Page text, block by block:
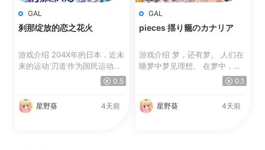
GAL
刹那绽放的恋之花火
游戏介绍 204X年的日本，近未
来的运动‘刃道’作为国民运动充
0.5
星野葵 4天前
GAL
pieces 揺り籠のカナリア
游戏介绍 梦，还有梦。 人们在
睡梦中梦见理想。 在梦中，愿
0.1
星野葵 4天前